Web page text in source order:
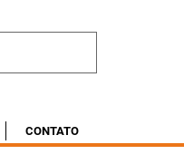
CONTATO